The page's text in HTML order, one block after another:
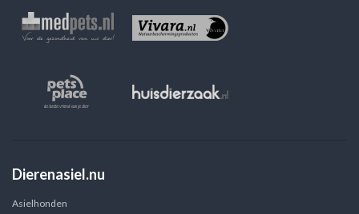
Dierenasiel.nu
Asielhonden